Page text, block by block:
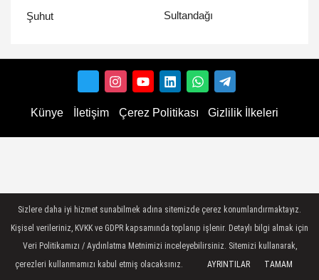
Şuhut
Sultandağı
Künye İletişim Çerez Politikası Gizlilik İlkeleri
Sizlere daha iyi hizmet sunabilmek adına sitemizde çerez konumlandırmaktayız.
Kişisel verileriniz, KVKK ve GDPR kapsamında toplanıp işlenir. Detaylı bilgi almak için
Veri Politikamızı / Aydınlatma Metnimizi inceleyebilirsiniz. Sitemizi kullanarak,
çerezleri kullanmamızı kabul etmiş olacaksınız.
AYRINTILAR TAMAM